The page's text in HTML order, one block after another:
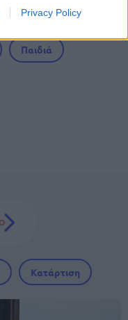
Privacy Policy
Παιδιά
Κατάρτιση